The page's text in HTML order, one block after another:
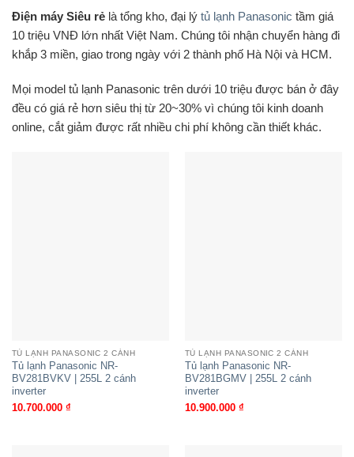
Điện máy Siêu rẻ là tổng kho, đại lý tủ lạnh Panasonic tầm giá
10 triệu VNĐ lớn nhất Việt Nam. Chúng tôi nhận chuyển hàng đi
khắp 3 miền, giao trong ngày với 2 thành phố Hà Nội và HCM.
Mọi model tủ lạnh Panasonic trên dưới 10 triệu được bán ở đây
đều có giá rẻ hơn siêu thị từ 20~30% vì chúng tôi kinh doanh
online, cắt giảm được rất nhiều chi phí không cần thiết khác.
TỦ LẠNH PANASONIC 2 CÁNH
Tủ lạnh Panasonic NR-
BV281BVKV | 255L 2 cánh
inverter
10.700.000 ₫
TỦ LẠNH PANASONIC 2 CÁNH
Tủ lạnh Panasonic NR-
BV281BGMV | 255L 2 cánh
inverter
10.900.000 ₫